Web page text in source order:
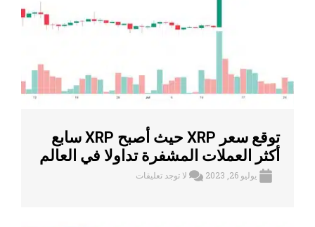
توقع سعر XRP حيث أصبح XRP سابع
أكثر العملات المشفرة تداولا في العالم
يوليو 26, 2023 لا توجد تعليقات